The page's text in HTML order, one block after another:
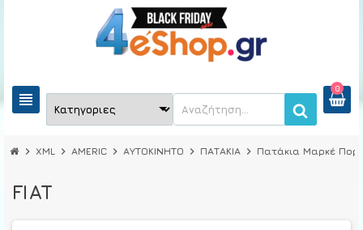
view_headline
0
chevron_right XML chevron_right AMERIC chevron_right ΑΥΤΟΚΙΝΗΤΟ chevron_right ΠΑΤΑΚΙΑ chevron_right Πατάκια Μαρκέ
FIAT